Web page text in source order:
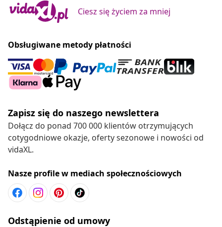
Ciesz się życiem za mniej
Obsługiwane metody płatności
Zapisz się do naszego newslettera
Dołącz do ponad 700 000 klientów otrzymujących
cotygodniowe okazje, oferty sezonowe i nowości od
vidaXL.
Nasze profile w mediach społecznościowych
Odstąpienie od umowy